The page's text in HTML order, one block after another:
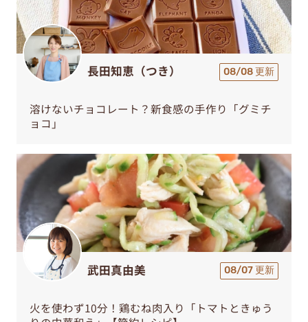
長田知恵（つき） 08/08 更新
溶けないチョコレート？新食感の手作り「グミチ
ョコ」
武田真由美 08/07 更新
火を使わず10分！鶏むね肉入り「トマトときゅう